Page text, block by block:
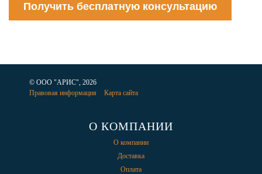
Получить бесплатную консультацию
© ООО "АРИС", 2026
Правовая информация
Карта сайта
О КОМПАНИИ
О компании
Доставка
Оплата